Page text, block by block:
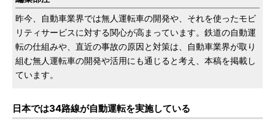
昨今、自動車業界では無人運転車の開発や、それを使ったモビ
リティサービスに対する関心が高まっています。鉄道の自動運
転の仕組みや、直近の事故の原因と対策は、自動車業界が取り
組む無人運転車の開発や活用にも通じると考え、本稿を掲載し
ています。
日本では34路線が自動運転を実施している